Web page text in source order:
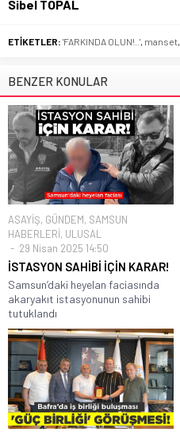
Sibel TOPAL
ETİKETLER: 'FARKINDA OLUN!..', manset,
BENZER KONULAR
ASAYİŞ, GÜNDEM, SAMSUN
HABERLERİ, ULUSAL
29 Nisan 2025 14:50
İSTASYON SAHİBİ İÇİN KARAR!
Samsun’daki heyelan faciasında
akaryakıt istasyonunun sahibi
tutuklandı